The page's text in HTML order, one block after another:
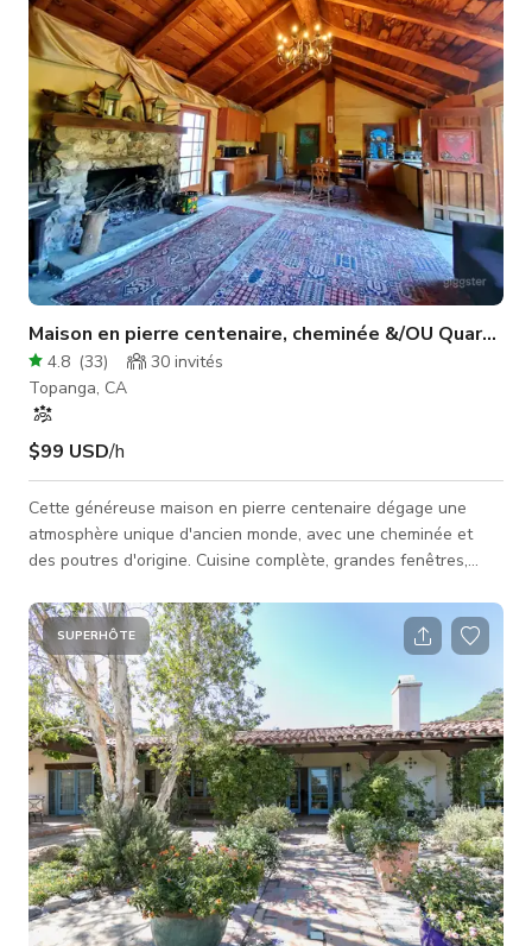
chauffage/climatisation. Notre propriété peut accueillir jusqu'à
35 voitures. Nous créons constamm
Maison en pierre centenaire, cheminée &/OU Quartiers
4.8 (33) 30 invités
Topanga, CA
$99 USD/h
Cette généreuse maison en pierre centenaire dégage une
atmosphère unique d'ancien monde, avec une cheminée et
des poutres d'origine. Cuisine complète, grandes fenêtres,
parfait pour le tournage, la photographie et les événements.
Le tarif est pour le salon/salle à manger OU la chambre
française - si vous souhaitez utiliser les deux, des frais
supplémentaires s'appliquent. **Les tournages de nuit
entraînent des frais fixes
SUPERHÔTE